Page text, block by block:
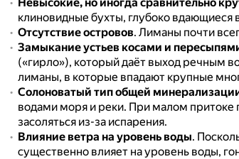
клиновидные бухты, глубоко вдающиеся
Отсутствие островов. Лиманы почти
Замыкание устьев косами и
(«гирло»), который даёт выход речным
лиманы, в которые впадают крупные
Солоноватый тип общей
водами моря и реки. При малом притоке
засоляться из-за испарения.
Влияние ветра на уровень воды.
существенно влияет на уровень воды,